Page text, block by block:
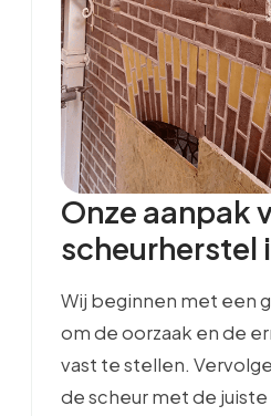
Onze aanpak
scheurherstel
Wij beginnen met een
om de oorzaak en de
vast te stellen.
de scheur met de